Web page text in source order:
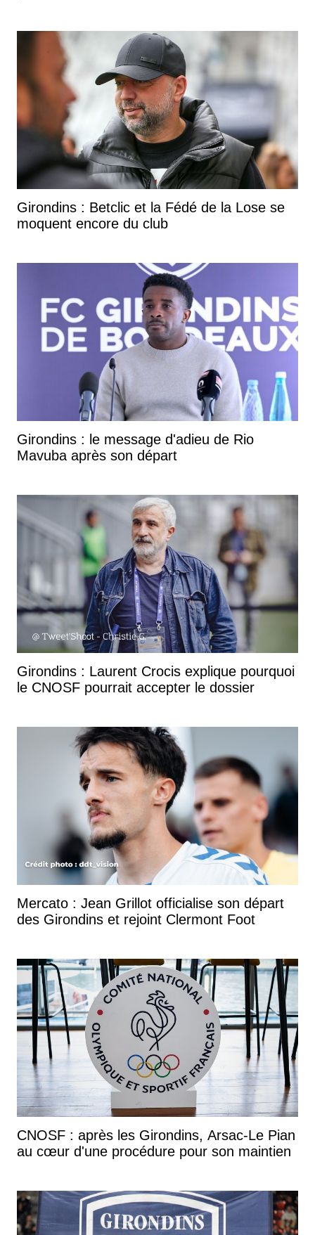
Girondins : Betclic et la Fédé de la Lose se
moquent encore du club
Girondins : le message d'adieu de Rio
Mavuba après son départ
Girondins : Laurent Crocis explique pourquoi
le CNOSF pourrait accepter le dossier
Mercato : Jean Grillot officialise son départ
des Girondins et rejoint Clermont Foot
CNOSF : après les Girondins, Arsac-Le Pian
au cœur d'une procédure pour son maintien